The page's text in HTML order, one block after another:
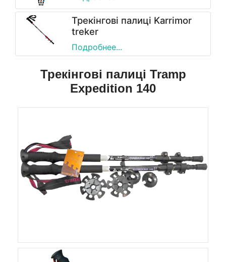
Трекінгові палиці Karrimor
treker
Подробнее...
Трекінгові палиці Tramp
Expedition 140